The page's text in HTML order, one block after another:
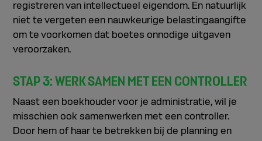
registreren van intellectueel eigendom. En natuurlijk
niet te vergeten een nauwkeurige belastingaangifte
om te voorkomen dat boetes onnodige uitgaven
veroorzaken.
STAP 3: WERK SAMEN MET EEN CONTROLLER
Naast een boekhouder voor je administratie, wil je
misschien ook samenwerken met een controller.
Door hem of haar te betrekken bij de planning en